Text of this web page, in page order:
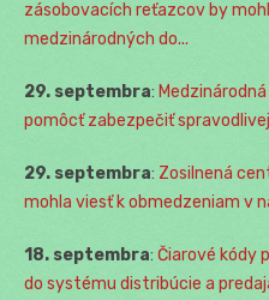
zásobovacích reťazcov by
medzinárodných do...
29. septembra:
pomôcť zabezpečiť
29. septembra: Zosilnená
mohla viesť k obmedzeniam v
18. septembra: Čiarové kódy
do systému distribúcie a